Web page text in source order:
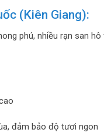
(Kiên Giang):
phú, nhiều rạn san
đảm bảo độ tươi ngon